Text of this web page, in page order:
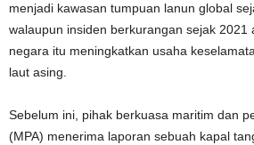
menjadi kawasan tumpuan lanun global
walaupun insiden berkurangan sejak 2021
negara itu meningkatkan usaha
laut asing.
Sebelum ini, pihak berkuasa maritim dan
(MPA) menerima laporan sebuah kapal